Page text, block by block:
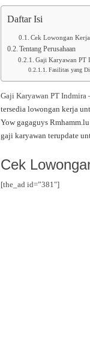
Daftar Isi
Cek Lowongan
Tentang Perusahaan
Gaji Karyawan PT
Fasilitas yang
Gaji Karyawan PT Indmira
tersedia lowongan kerja
Yow gagaguys
gaji karyawan terupdate
Cek
[the_ad id=”381″]